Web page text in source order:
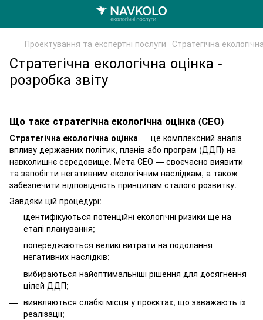
Проектування та експертні послуги Стратегічна
Стратегічна екологічна оцінка -
розробка звіту
Що таке стратегічна екологічна оцінка (СЕО)
Стратегічна екологічна оцінка — це комплексний аналіз
впливу державних політик, планів або програм (ДДП) на
навколишнє середовище. Мета СЕО — своєчасно виявити
та запобігти негативним екологічним наслідкам, а також
забезпечити відповідність принципам сталого розвитку.
Завдяки цій процедурі:
ідентифікуються потенційні екологічні ризики ще на
етапі планування;
попереджаються великі витрати на подолання
негативних наслідків;
вибираються найоптимальніші рішення для досягнення
цілей ДДП;
виявляються слабкі місця у проєктах, що заважають їх
реалізації;